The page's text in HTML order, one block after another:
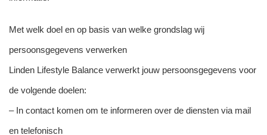
Met welk doel en op basis van welke grondslag wij
persoonsgegevens verwerken
Linden Lifestyle Balance verwerkt jouw persoonsgegevens voor
de volgende doelen:
– In contact komen om te informeren over de diensten via mail
en telefonisch